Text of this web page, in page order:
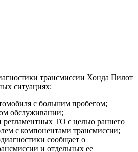
трансмиссии Хонда Пилот
ситуациях:
с большим пробегом;
обслуживании;
регламентных ТО с целью раннего
с компонентами трансмиссии;
сообщает о
и отдельных ее